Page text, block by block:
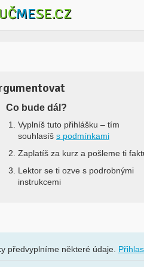
MESE.CZ
Co bude dál?
Vyplníš tuto přihlášku – tím
souhlasíš s podmínkami
Zaplatíš za kurz a pošleme ti
Lektor se ti ozve s podrobnými
instrukcemi
předvyplníme některé údaje.